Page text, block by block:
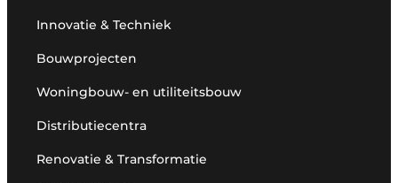
Innovatie & Techniek
Bouwprojecten
Woningbouw- en utiliteitsbouw
Distributiecentra
Renovatie & Transformatie